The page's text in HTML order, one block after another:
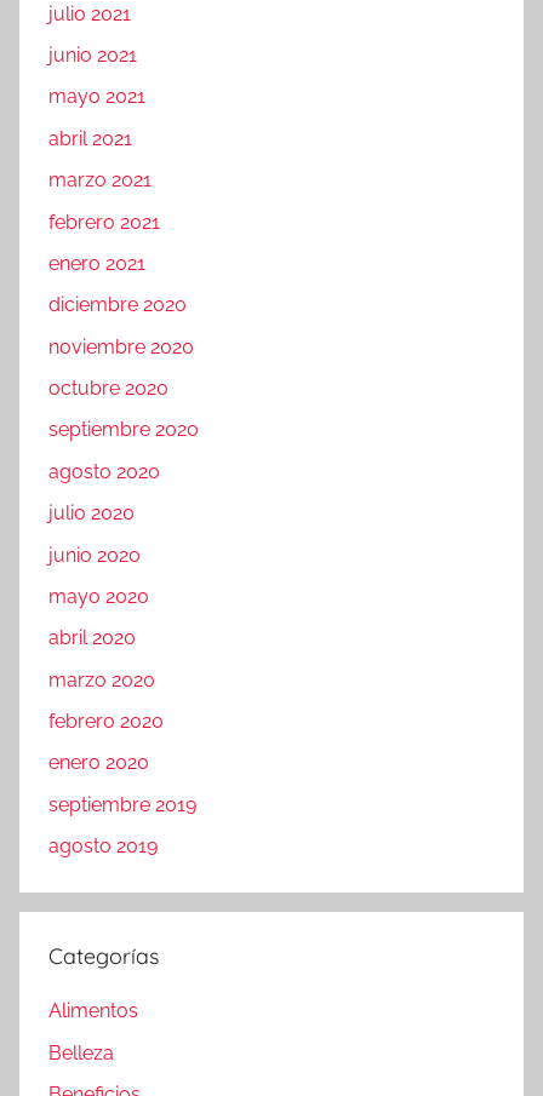
julio 2021
junio 2021
mayo 2021
abril 2021
marzo 2021
febrero 2021
enero 2021
diciembre 2020
noviembre 2020
octubre 2020
septiembre 2020
agosto 2020
julio 2020
junio 2020
mayo 2020
abril 2020
marzo 2020
febrero 2020
enero 2020
septiembre 2019
agosto 2019
Categorías
Alimentos
Belleza